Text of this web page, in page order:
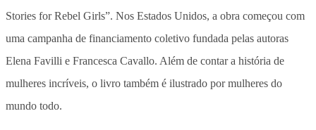
Stories for Rebel Girls”. Nos Estados Unidos, a obra começou com
uma campanha de financiamento coletivo fundada pelas autoras
Elena Favilli e Francesca Cavallo. Além de contar a história de
mulheres incríveis, o livro também é ilustrado por mulheres do
mundo todo.